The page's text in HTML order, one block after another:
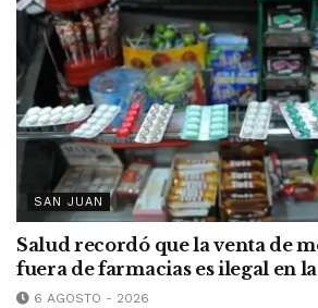
SAN JUAN
Salud recordó que la venta de
fuera de farmacias es ilegal en
6 AGOSTO - 2026